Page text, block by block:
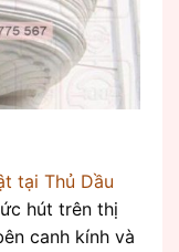
tại Thủ Dầu
hút trên thị
canh kính và